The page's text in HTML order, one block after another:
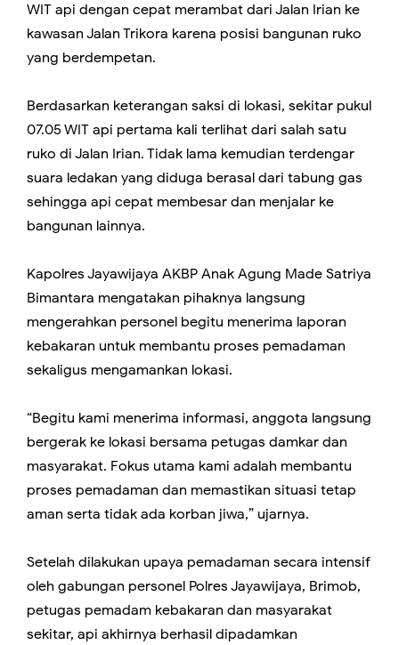
WIT api dengan cepat merambat dari Jalan Irian ke
kawasan Jalan Trikora karena posisi bangunan ruko
yang berdempetan.
Berdasarkan keterangan saksi di lokasi, sekitar pukul
07.05 WIT api pertama kali terlihat dari salah satu
ruko di Jalan Irian. Tidak lama kemudian terdengar
suara ledakan yang diduga berasal dari tabung gas
sehingga api cepat membesar dan menjalar ke
bangunan lainnya.
Kapolres Jayawijaya AKBP Anak Agung Made Satriya
Bimantara mengatakan pihaknya langsung
mengerahkan personel begitu menerima laporan
kebakaran untuk membantu proses pemadaman
sekaligus mengamankan lokasi.
“Begitu kami menerima informasi, anggota langsung
bergerak ke lokasi bersama petugas damkar dan
masyarakat. Fokus utama kami adalah membantu
proses pemadaman dan memastikan situasi tetap
aman serta tidak ada korban jiwa,” ujarnya.
Setelah dilakukan upaya pemadaman secara intensif
oleh gabungan personel Polres Jayawijaya, Brimob,
petugas pemadam kebakaran dan masyarakat
sekitar, api akhirnya berhasil dipadamkan